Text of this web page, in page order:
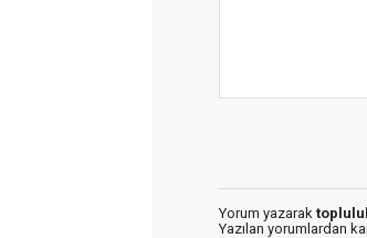
Yorum yazarak
Yazılan yorumlardan